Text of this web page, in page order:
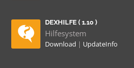
DEXHILFE ( 1.10 )
Hilfesystem
Download | UpdateInfo